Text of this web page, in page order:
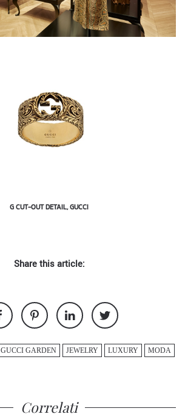
G CUT-OUT DETAIL, GUCCI
Share this article:
GUCCI GARDEN JEWELRY LUXURY
MODA
Correlati